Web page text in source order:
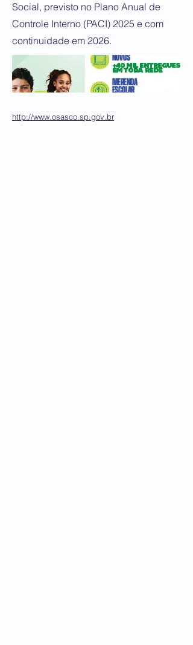
Social, previsto no Plano Anual de
Controle Interno (PACI) 2025 e com
continuidade em 2026.
http://www.osasco.sp.gov.br